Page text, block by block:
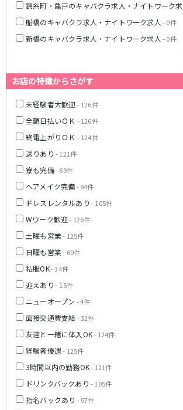
錦糸町・亀戸のキャバクラ求人・ナイトワーク求
船橋のキャバクラ求人・ナイトワーク求人 - 0件
新橋のキャバクラ求人・ナイトワーク求人 - 0件
お店の特徴からさがす
未経験者大歓迎- 126件
全額日払いＯＫ - 126件
終電上がりＯＫ - 124件
送りあり - 121件
寮も完備- 69件
ヘアメイク完備- 94件
ドレスレンタルあり - 105件
Wワーク歓迎- 126件
土曜も営業- 125件
日曜も営業- 60件
私服OK- 34件
迎えあり - 15件
ニューオープン - 4件
面接交通費支給- 32件
友達と一緒に体入OK- 124件
経験者優遇- 125件
3時間以内の勤務OK- 121件
ドリンクバックあり - 105件
指名バックあり - 97件
小菅駅
JR武蔵野線
府中本町駅
新八柱駅
越谷レイクタウン駅
東京メトロ東西線
中野駅
浦安駅
西葛西駅
南行徳駅
日本橋駅
神楽坂駅
池袋駅
赤羽駅
大船駅
東戸塚駅